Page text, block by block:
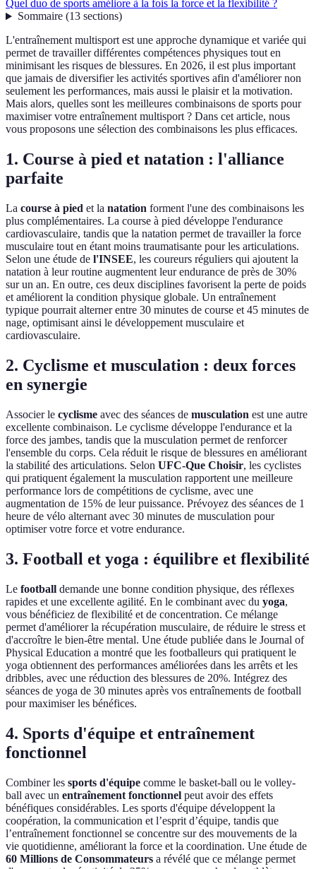
Quel duo de sports améliore à la fois la force et la flexibilité ?
Sommaire(13 sections)
L'entraînement multisport est une approche dynamique et variée qui
permet de travailler différentes compétences physiques tout en
minimisant les risques de blessures. En 2026, il est plus important
que jamais de diversifier les activités sportives afin d'améliorer non
seulement les performances, mais aussi le plaisir et la motivation.
Mais alors, quelles sont les meilleures combinaisons de sports pour
maximiser votre entraînement multisport ? Dans cet article, nous
vous proposons une sélection des combinaisons les plus efficaces.
1. Course à pied et natation : l'alliance
parfaite
La course à pied et la natation forment l'une des combinaisons les
plus complémentaires. La course à pied développe l'endurance
cardiovasculaire, tandis que la natation permet de travailler la force
musculaire tout en étant moins traumatisante pour les articulations.
Selon une étude de l'INSEE, les coureurs réguliers qui ajoutent la
natation à leur routine augmentent leur endurance de près de 30%
sur un an. En outre, ces deux disciplines favorisent la perte de poids
et améliorent la condition physique globale. Un entraînement
typique pourrait alterner entre 30 minutes de course et 45 minutes de
nage, optimisant ainsi le développement musculaire et
cardiovasculaire.
2. Cyclisme et musculation : deux forces
en synergie
Associer le cyclisme avec des séances de musculation est une autre
excellente combinaison. Le cyclisme développe l'endurance et la
force des jambes, tandis que la musculation permet de renforcer
l'ensemble du corps. Cela réduit le risque de blessures en améliorant
la stabilité des articulations. Selon UFC-Que Choisir, les cyclistes
qui pratiquent également la musculation rapportent une meilleure
performance lors de compétitions de cyclisme, avec une
augmentation de 15% de leur puissance. Prévoyez des séances de 1
heure de vélo alternant avec 30 minutes de musculation pour
optimiser votre force et votre endurance.
3. Football et yoga : équilibre et flexibilité
Le football demande une bonne condition physique, des réflexes
rapides et une excellente agilité. En le combinant avec du yoga,
vous bénéficiez de flexibilité et de concentration. Ce mélange
permet d'améliorer la récupération musculaire, de réduire le stress et
d'accroître le bien-être mental. Une étude publiée dans le Journal of
Physical Education a montré que les footballeurs qui pratiquent le
yoga obtiennent des performances améliorées dans les arrêts et les
dribbles, avec une réduction des blessures de 20%. Intégrez des
séances de yoga de 30 minutes après vos entraînements de football
pour maximiser les bénéfices.
4. Sports d'équipe et entraînement
fonctionnel
Combiner les sports d'équipe comme le basket-ball ou le volley-
ball avec un entraînement fonctionnel peut avoir des effets
bénéfiques considérables. Les sports d'équipe développent la
coopération, la communication et l’esprit d’équipe, tandis que
l’entraînement fonctionnel se concentre sur des mouvements de la
vie quotidienne, améliorant la force et la coordination. Une étude de
60 Millions de Consommateurs a révélé que ce mélange permet